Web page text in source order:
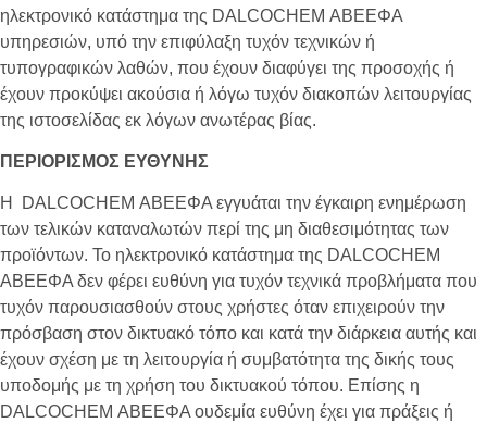
ηλεκτρονικό κατάστημα της DALCOCHEM ΑΒΕΕΦΑ
υπηρεσιών, υπό την επιφύλαξη τυχόν τεχνικών ή
τυπογραφικών λαθών, που έχουν διαφύγει της προσοχής ή
έχουν προκύψει ακούσια ή λόγω τυχόν διακοπών λειτουργίας
της ιστοσελίδας εκ λόγων ανωτέρας βίας.
ΠΕΡΙΟΡΙΣΜΟΣ ΕΥΘΥΝΗΣ
Η DALCOCHEM ΑΒΕΕΦΑ εγγυάται την έγκαιρη ενημέρωση
των τελικών καταναλωτών περί της μη διαθεσιμότητας των
προϊόντων. Το ηλεκτρονικό κατάστημα της DALCOCHEM
ΑΒΕΕΦΑ δεν φέρει ευθύνη για τυχόν τεχνικά προβλήματα που
τυχόν παρουσιασθούν στους χρήστες όταν επιχειρούν την
πρόσβαση στον δικτυακό τόπο και κατά την διάρκεια αυτής και
έχουν σχέση με τη λειτουργία ή συμβατότητα της δικής τους
υποδομής με τη χρήση του δικτυακού τόπου. Επίσης η
DALCOCHEM ΑΒΕΕΦΑ ουδεμία ευθύνη έχει για πράξεις ή